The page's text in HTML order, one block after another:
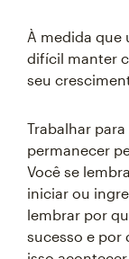
À medida que
difícil manter
seu
Trabalhar
permanecer
Você se
iniciar ou
lembrar por
sucesso e por